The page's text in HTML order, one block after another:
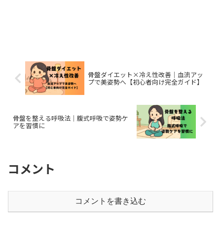
骨盤ダイエット×冷え性改善｜血流アッ
プで美姿勢へ【初心者向け完全ガイド】
骨盤を整える呼吸法｜腹式呼吸で姿勢ケ
アを習慣に
コメント
コメントを書き込む